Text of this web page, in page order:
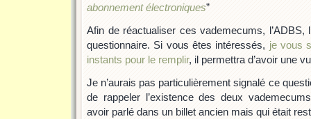
abonnement électroniques”
Afin de réactualiser ces vademecums, l’ADBS,
questionnaire. Si vous êtes intéressés, je vous
instants pour le remplir, il permettra d’avoir une
Je n’aurais pas particulièrement signalé ce
de rappeler l’existence des deux
avoir parlé dans un billet ancien mais qui était